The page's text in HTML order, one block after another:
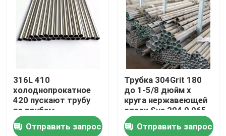
прокладка нержавеющей стали
Стальная заготовка для проволоки
Адвокатура нержавеющей стали штанга
Прокладка легированной стали
316L 410
холоднопрокатное
420 пускают трубу
по трубам
нержавеющей стали
трубы нержавеющей
Отправить запрос
Трубка 304Grit 180
до 1-5/8 дюйм x
круга нержавеющей
стали Sus 304 0,065
сваренного 430
Отправить запрос